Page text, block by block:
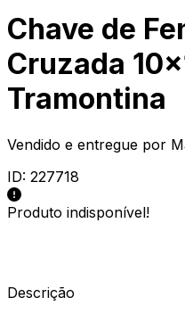
Chave de
Cruzada
Tramontina
Vendido e entregue por
ID: 227718
Produto indisponível!
Descrição